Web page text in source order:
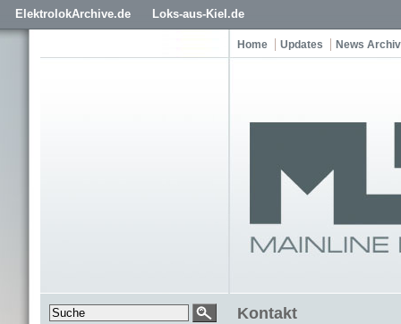
ElektrolokArchive.de Loks-aus-Kiel.de
Home Updates News Archiv
Kontakt